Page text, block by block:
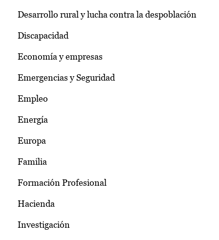
Desarrollo rural y lucha contra la despoblación
Discapacidad
Economía y empresas
Emergencias y Seguridad
Empleo
Energía
Europa
Familia
Formación Profesional
Hacienda
Investigación